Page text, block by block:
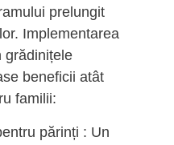
prelungit
Implementarea
grădinițele
beneficii atât
familii:
părinți : Un